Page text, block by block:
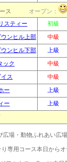
コース
オープン：
スティー
初級
ンヒル上部
中級
ンヒル下部
上級
ック
中級
ス
中級
ー
上級
ー
上級
広場・動物ふれあい広
り専用コース本日から